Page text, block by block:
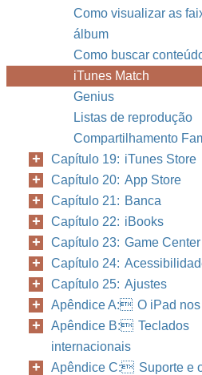
Como visualizar as
álbum
Como buscar
iTunes Match
Genius
Listas de reprodução
Compartilhamento
Capítulo 19: iTunes Store
Capítulo 20: App Store
Capítulo 21: Banca
Capítulo 22: iBooks
Capítulo 23: Game Center
Capítulo 24:
Capítulo 25: Ajustes
Apêndice A: O iPad
Apêndice B: Teclados
internacionais
Apêndice C: Suporte e